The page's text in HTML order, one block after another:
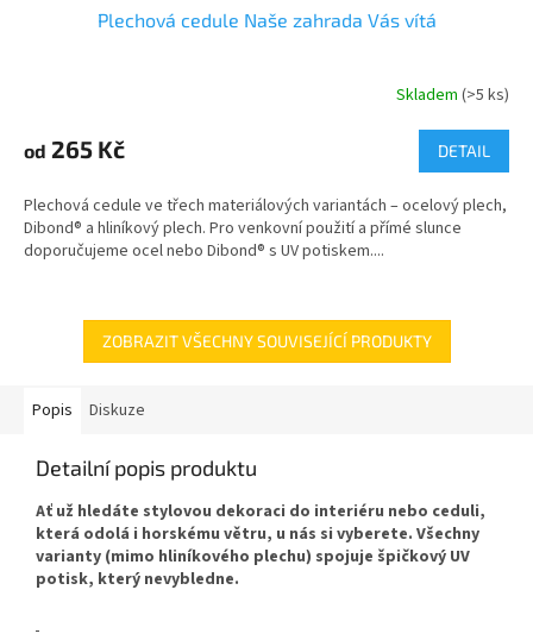
Plechová cedule Naše zahrada Vás vítá
Skladem (>5 ks)
od 265 Kč DETAIL
Plechová cedule ve třech materiálových variantách – ocelový plech,
Dibond® a hliníkový plech. Pro venkovní použití a přímé slunce
doporučujeme ocel nebo Dibond® s UV potiskem....
ZOBRAZIT VŠECHNY SOUVISEJÍCÍ PRODUKTY
Popis Diskuze
Detailní popis produktu
Ať už hledáte stylovou dekoraci do interiéru nebo ceduli,
která odolá i horskému větru, u nás si vyberete. Všechny
varianty (mimo hliníkového plechu) spojuje špičkový UV
potisk, který nevybledne.